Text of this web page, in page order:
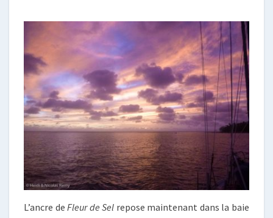
L’ancre deFleur de Sel repose maintenant dans la baie